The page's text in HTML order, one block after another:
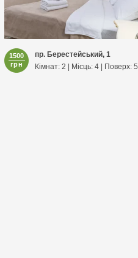
1500
грн
пр. Берестейський, 1
Кімнат: 2 | Місць: 4 | Поверх: 5